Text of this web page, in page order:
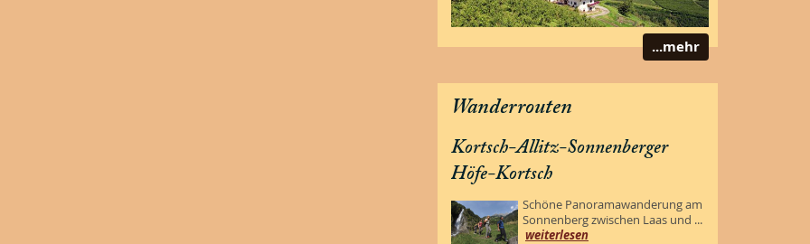
...mehr
Wanderrouten
Kortsch-Allitz-Sonnenberger
Höfe-Kortsch
Schöne Panoramawanderung am
Sonnenberg zwischen Laas und ...
weiterlesen